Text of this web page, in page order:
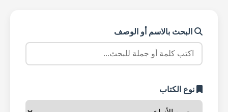
البحث بالاسم أو الوصف
نوع الكتاب